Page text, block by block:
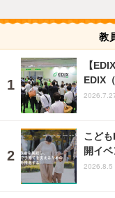
教
【
EDIX
こど
開イ
2026.8.5